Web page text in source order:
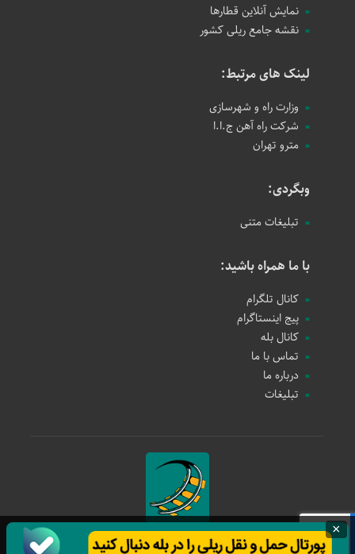
نمایش آنلاین قطارها
نقشه جامع ریلی کشور
لینک های مرتبط:
وزارت راه و شهرسازی
شرکت راه آهن ج.ا.ا
مترو تهران
وبگردی:
تبلیغات متنی
با ما همراه باشید:
کانال تلگرام
پیج اینستاگرام
کانال بله
تماس با ما
درباره ما
تبلیغات
حمل و نقل ریلی
×